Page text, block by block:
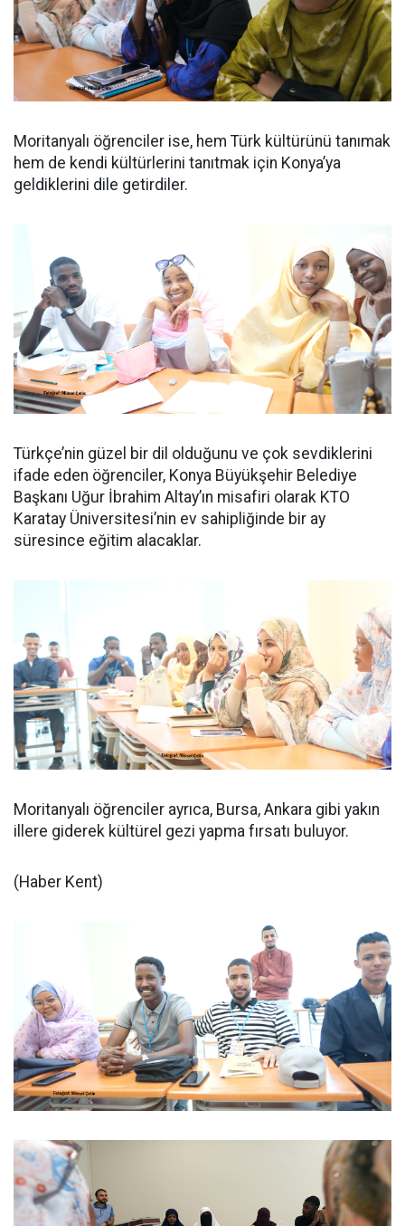
Moritanyalı öğrenciler ise, hem Türk kültürünü tanımak
hem de kendi kültürlerini tanıtmak için Konya’ya
geldiklerini dile getirdiler.
Türkçe’nin güzel bir dil olduğunu ve çok sevdiklerini
ifade eden öğrenciler, Konya Büyükşehir Belediye
Başkanı Uğur İbrahim Altay’ın misafiri olarak KTO
Karatay Üniversitesi’nin ev sahipliğinde bir ay
süresince eğitim alacaklar.
Moritanyalı öğrenciler ayrıca, Bursa, Ankara gibi yakın
illere giderek kültürel gezi yapma fırsatı buluyor.
(Haber Kent)